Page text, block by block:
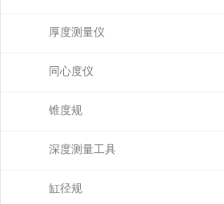
厚度测量仪
同心度仪
锥度规
深度测量工具
缸径规